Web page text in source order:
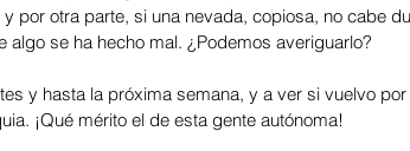
por otra parte, si una nevada, copiosa, no cabe
algo se ha hecho mal. ¿Podemos averiguarlo?
y hasta la próxima semana, y a ver si vuelvo
¡Qué mérito el de esta gente autónoma!